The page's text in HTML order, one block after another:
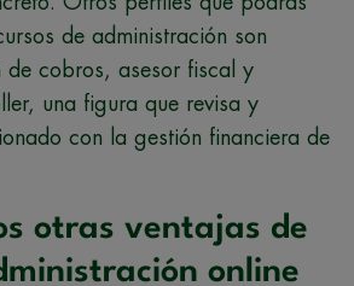
de administración son
de cobros, asesor fiscal y
una figura que revisa y
con la gestión financiera de
otras ventajas de
online